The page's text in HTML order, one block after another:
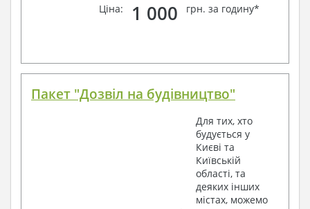
Ціна:
1 000 грн. за годину*
Пакет "Дозвіл на будівництво"
Для тих, хто
будується у
Києві та
Київській
області, та
деяких інших
містах, можемо